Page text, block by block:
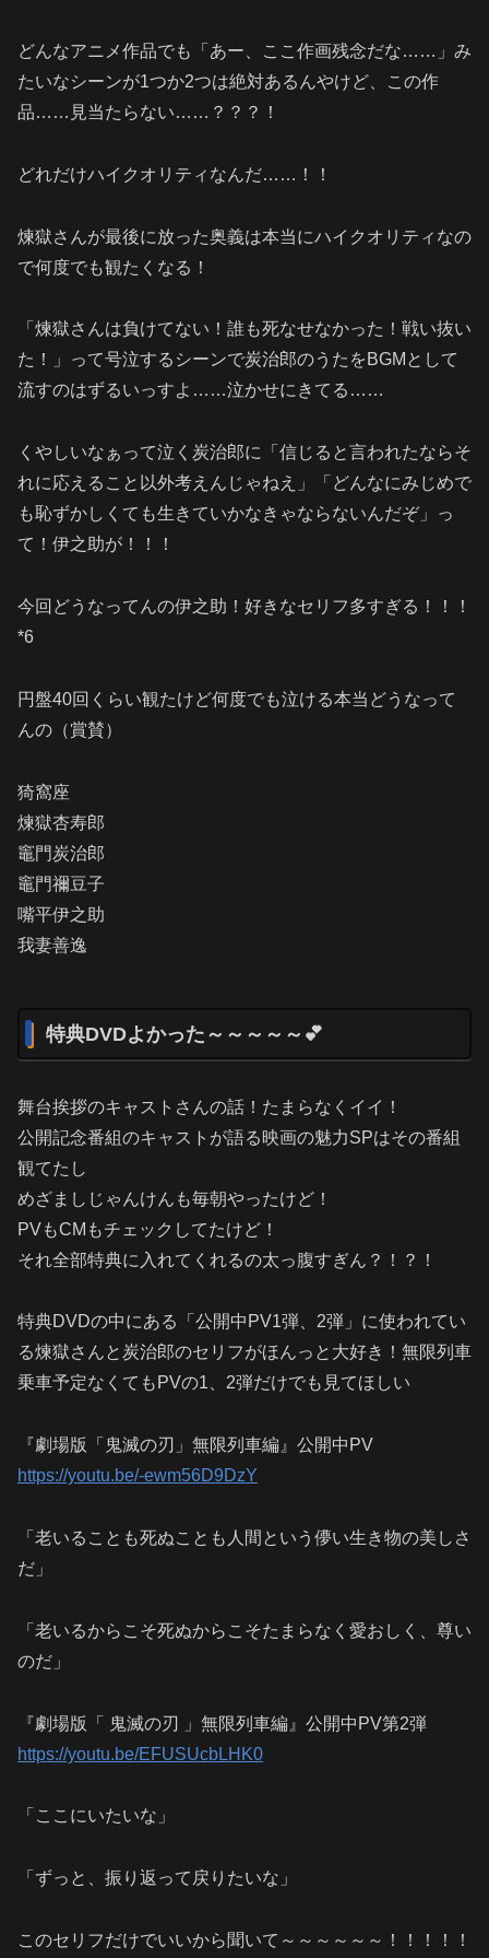
どんなアニメ作品でも「あー、ここ作画残念だな……」み
たいなシーンが1つか2つは絶対あるんやけど、この作
品……見当たらない……？？？！
どれだけハイクオリティなんだ……！！
煉獄さんが最後に放った奥義は本当にハイクオリティなの
で何度でも観たくなる！
「煉獄さんは負けてない！誰も死なせなかった！戦い抜い
た！」って号泣するシーンで炭治郎のうたをBGMとして
流すのはずるいっすよ……泣かせにきてる……
くやしいなぁって泣く炭治郎に「信じると言われたならそ
れに応えること以外考えんじゃねえ」「どんなにみじめで
も恥ずかしくても生きていかなきゃならないんだぞ」っ
て！伊之助が！！！
今回どうなってんの伊之助！好きなセリフ多すぎる！！！
*6
円盤40回くらい観たけど何度でも泣ける本当どうなって
んの（賞賛）
猗窩座
煉獄杏寿郎
竈門炭治郎
竈門禰豆子
嘴平伊之助
我妻善逸
特典DVDよかった～～～～～💕
舞台挨拶のキャストさんの話！たまらなくイイ！
公開記念番組のキャストが語る映画の魅力SPはその番組
観てたし
めざましじゃんけんも毎朝やったけど！
PVもCMもチェックしてたけど！
それ全部特典に入れてくれるの太っ腹すぎん？！？！
特典DVDの中にある「公開中PV1弾、2弾」に使われてい
る煉獄さんと炭治郎のセリフがほんっと大好き！無限列車
乗車予定なくてもPVの1、2弾だけでも見てほしい
『劇場版「鬼滅の刃」無限列車編』公開中PV
https://youtu.be/-ewm56D9DzY
「老いることも死ぬことも人間という儚い生き物の美しさ
だ」
「老いるからこそ死ぬからこそたまらなく愛おしく、尊い
のだ」
『劇場版「 鬼滅の刃 」無限列車編』公開中PV第2弾
https://youtu.be/EFUSUcbLHK0
「ここにいたいな」
「ずっと、振り返って戻りたいな」
このセリフだけでいいから聞いて～～～～～～！！！！！